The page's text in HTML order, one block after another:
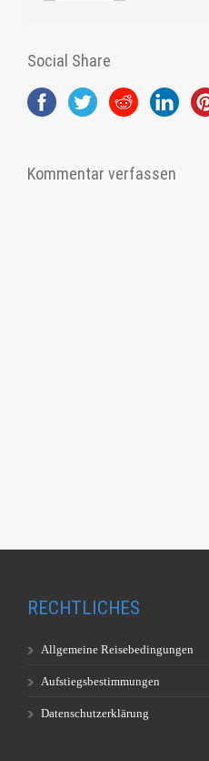
Social Share
Kommentar verfassen
RECHTLICHES
Allgemeine Reisebedingungen
Aufstiegsbestimmungen
Datenschutzerklärung